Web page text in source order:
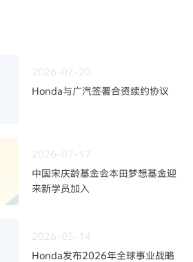
2026-07-20
Honda与广汽签署合资续约协议
2026-07-17
中国宋庆龄基金会本田梦想基金迎
来新学员加入
2026-05-14
Honda发布2026年全球事业战略